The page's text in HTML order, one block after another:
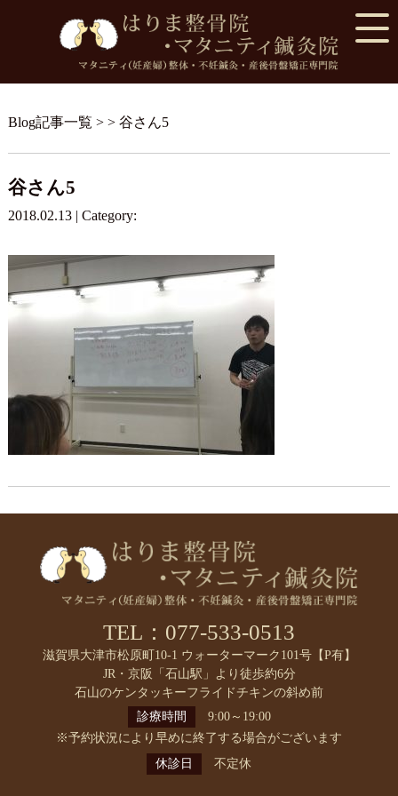
Blog記事一覧 > > 谷さん5
谷さん5
2018.02.13 | Category:
TEL：077-533-0513
滋賀県大津市松原町10-1 ウォーターマーク101号【P有】
JR・京阪「石山駅」より徒歩約6分
石山のケンタッキーフライドチキンの斜め前
診療時間
9:00～19:00
※予約状況により早めに終了する場合がございます
休診日
不定休